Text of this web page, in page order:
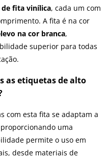
fita vinílica, cada um com
A fita é na cor
na cor branca,
superior para todas
as etiquetas de alto
com esta fita se adaptam a
uma
permite o uso em
desde materiais de